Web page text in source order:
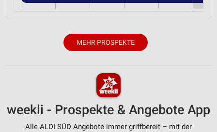
MEHR PROSPEKTE
weekli - Prospekte & Angebote App
Alle ALDI SÜD Angebote immer griffbereit – mit der